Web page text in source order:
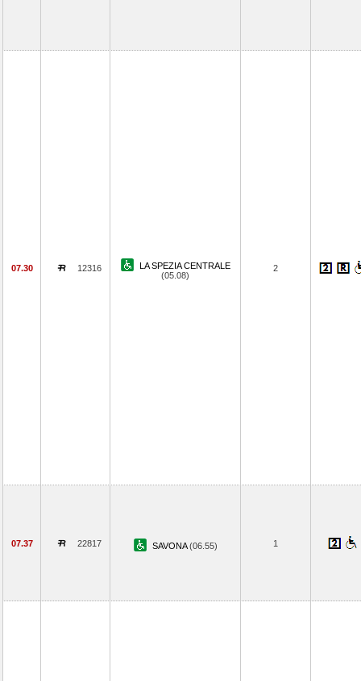
07.30 12316
LA SPEZIA CENTRALE
(05.08)
2
07.37 22817 SAVONA(06.55) 1